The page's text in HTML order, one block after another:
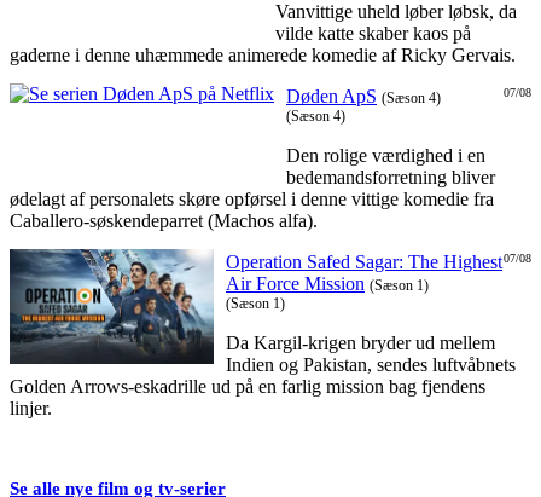
Vanvittige uheld løber løbsk, da
vilde katte skaber kaos på
gaderne i denne uhæmmede animerede komedie af Ricky Gervais.
07/08
Døden ApS (Sæson 4)
(Sæson 4)
Den rolige værdighed i en
bedemandsforretning bliver
ødelagt af personalets skøre opførsel i denne vittige komedie fra
Caballero-søskendeparret (Machos alfa).
07/08
Operation Safed Sagar: The Highest
Air Force Mission (Sæson 1)
(Sæson 1)
Da Kargil-krigen bryder ud mellem
Indien og Pakistan, sendes luftvåbnets
Golden Arrows-eskadrille ud på en farlig mission bag fjendens
linjer.
Se alle nye film og tv-serier